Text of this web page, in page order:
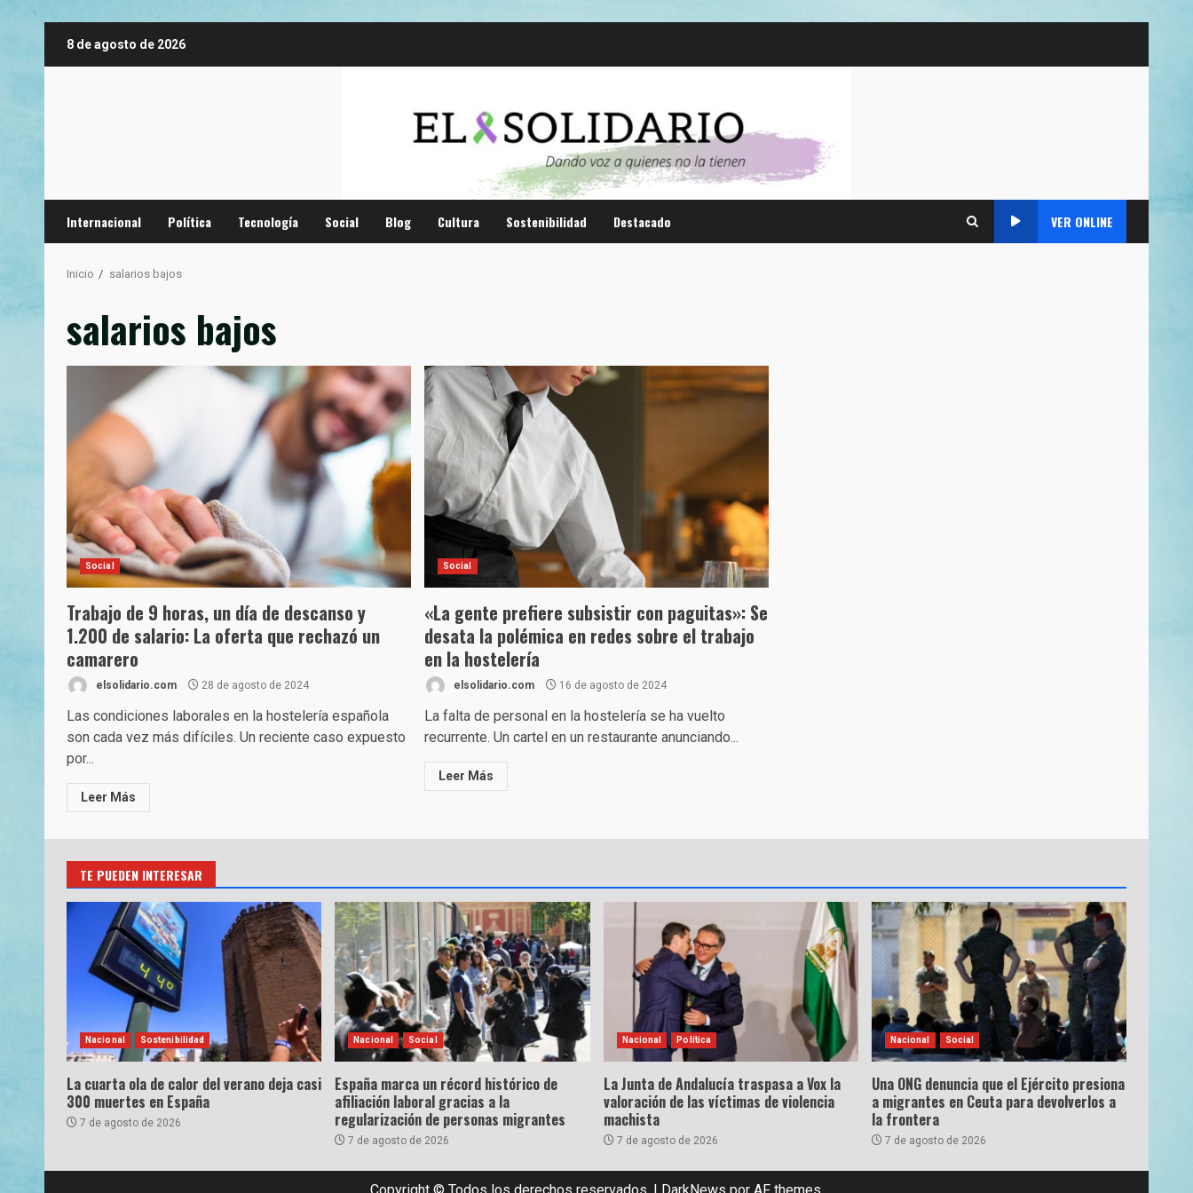
8 de agosto de 2026
Internacional Política Tecnología Social Blog Cultura Sostenibilidad Destacado VER ONLINE
Inicio salarios bajos
salarios bajos
Social
Trabajo de 9 horas, un día de descanso y
1.200 de salario: La oferta que rechazó un
camarero
elsolidario.com 28 de agosto de 2024
Las condiciones laborales en la hostelería española
son cada vez más difíciles. Un reciente caso expuesto
por...
Leer Más
Social
«La gente prefiere subsistir con paguitas»: Se
desata la polémica en redes sobre el trabajo
en la hostelería
elsolidario.com 16 de agosto de 2024
La falta de personal en la hostelería se ha vuelto
recurrente. Un cartel en un restaurante anunciando...
Leer Más
TE PUEDEN INTERESAR
Nacional Sostenibilidad
La cuarta ola de calor del verano deja casi
300 muertes en España
7 de agosto de 2026
Nacional Social
España marca un récord histórico de
afiliación laboral gracias a la
regularización de personas migrantes
7 de agosto de 2026
Nacional Política
La Junta de Andalucía traspasa a Vox la
valoración de las víctimas de violencia
machista
7 de agosto de 2026
Nacional Social
Una ONG denuncia que el Ejército presiona
a migrantes en Ceuta para devolverlos a
la frontera
7 de agosto de 2026